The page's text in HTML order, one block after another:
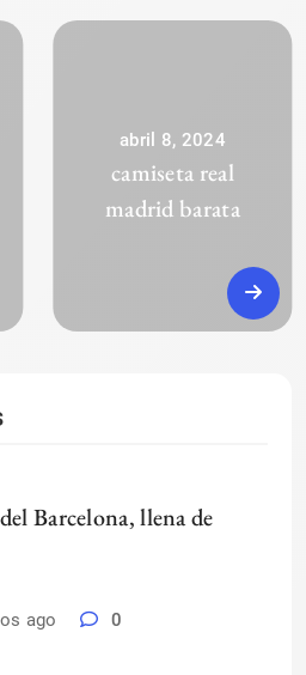
abril 8, 2024
camiseta real
madrid barata
Barcelona, llena de
ago 0